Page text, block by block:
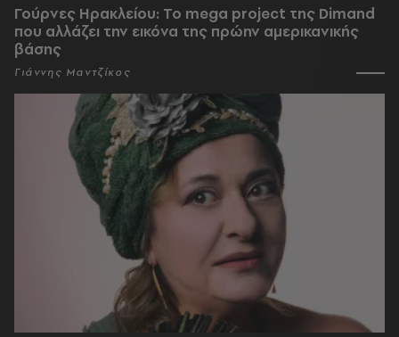
Γούρνες Ηρακλείου: To mega project της Dimand
που αλλάζει την εικόνα της πρώην αμερικανικής
βάσης
Γιάννης Μαντζίκος